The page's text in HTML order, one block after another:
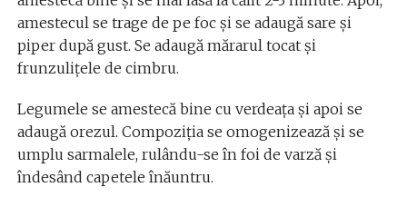
amestecul se trage de pe foc și se adaugă sare și
piper după gust. Se adaugă mărarul tocat și
frunzulițele de cimbru.
Legumele se amestecă bine cu verdeața și apoi se
adaugă orezul. Compoziția se omogenizează și se
umplu sarmalele, rulându-se în foi de varză și
îndesând capetele înăuntru.